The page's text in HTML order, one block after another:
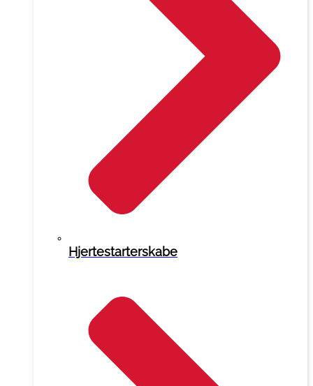
Hjertestarterskabe